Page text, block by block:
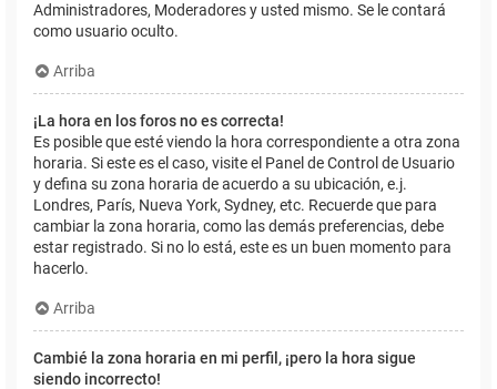
Administradores, Moderadores y usted mismo. Se le contará
como usuario oculto.
Arriba
¡La hora en los foros no es correcta!
Es posible que esté viendo la hora correspondiente a otra zona
horaria. Si este es el caso, visite el Panel de Control de Usuario
y defina su zona horaria de acuerdo a su ubicación, e.j.
Londres, París, Nueva York, Sydney, etc. Recuerde que para
cambiar la zona horaria, como las demás preferencias, debe
estar registrado. Si no lo está, este es un buen momento para
hacerlo.
Arriba
Cambié la zona horaria en mi perfil, ¡pero la hora sigue
siendo incorrecto!